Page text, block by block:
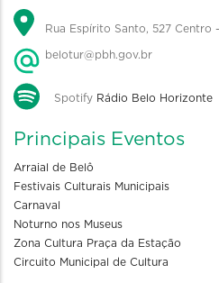
Rua Espírito Santo, 527 Centro
belotur@pbh.gov.br
Spotify Rádio Belo Horizonte
Principais Eventos
Arraial de Belô
Festivais Culturais Municipais
Carnaval
Noturno nos Museus
Zona Cultura Praça da Estação
Circuito Municipal de Cultura